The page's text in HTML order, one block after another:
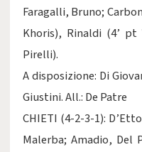
Faragalli, Bruno;
Khoris), Rinaldi (4’ pt
Pirelli).
A disposizione: Di
Giustini. All.: De Patre
CHIETI (4-2-3-1):
Malerba; Amadio, Del